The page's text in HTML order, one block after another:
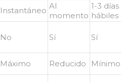
Instantáneo Al
momento
1-3 días
hábiles
No Sí Sí
Máximo Reducido
Mínimo